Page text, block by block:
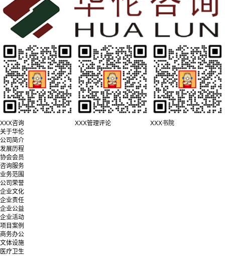
XXX咨询 XXX管理评论
XXX书院
关于华伦
公司简介
发展历程
协会会员
咨询服务
业务范围
公司荣誉
企业文化
企业责任
企业公益
企业活动
项目案例
商务办公
文体设施
医疗卫生